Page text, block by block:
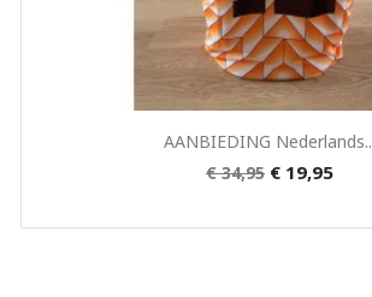
Snel bekijken
AANBIEDING
€ 34,95 € 19,95